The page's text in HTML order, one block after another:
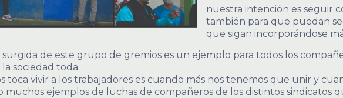
nuestra intención es seguir
también para que puedan
que sigan incorporándose
de este grupo de gremios es un ejemplo para todos los
sociedad toda.
toca vivir a los trabajadores es cuando más nos tenemos que unir y
ejemplos de luchas de compañeros de los distintos sindicatos